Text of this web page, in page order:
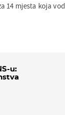
14 mjesta koja
u: